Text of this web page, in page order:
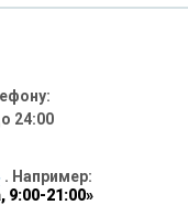
24:00
. Например:
9:00-21:00»